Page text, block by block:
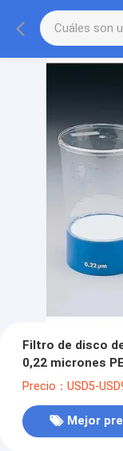
Filtro de disco
0,22 micrones
Precio：USD5-
Mejor